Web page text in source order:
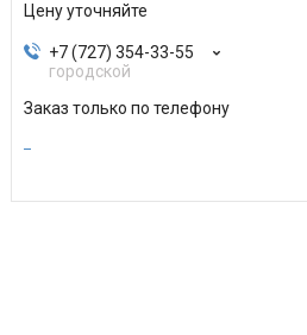
Цену уточняйте
+7 (727) 354-33-55
городской
Заказ только по телефону